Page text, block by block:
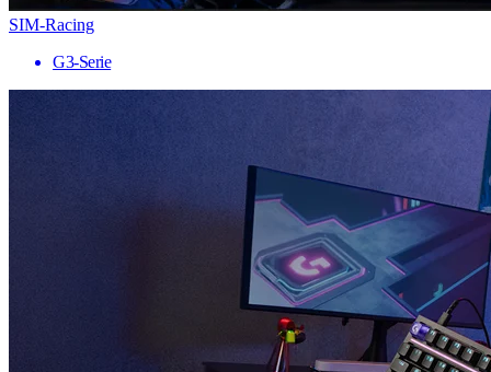
SIM-Racing
G3-Serie